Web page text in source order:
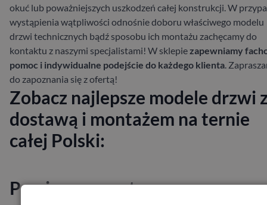
okuć lub poważniejszych uszkodzeń całej konstrukcji. W
wystąpienia wątpliwości odnośnie doboru właściwego modelu
drzwi technicznych bądź sposobu ich montażu zachęcamy do
kontaktu z naszymi specjalistami! W sklepiezapewniamy
pomoc i indywidualne podejście do każdego klienta.
do zapoznania się z ofertą!
Zobacz najlepsze modele drzwi
dostawą i montażem na ternie
całej Polski:
Powiązane posty